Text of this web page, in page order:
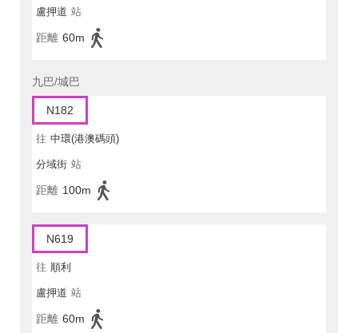
盧押道 站
距離 60m
九巴/城巴
N182
往 中環(港澳碼頭)
分域街 站
距離 100m
N619
往 順利
盧押道 站
距離 60m